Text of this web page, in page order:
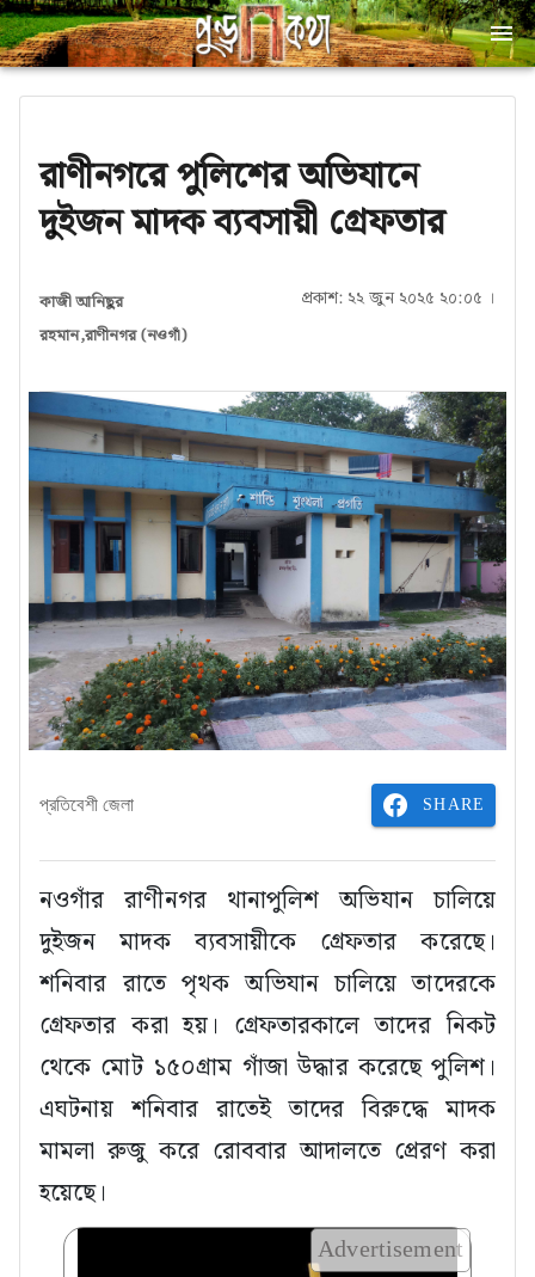
রাণীনগরে পুলিশের অভিযানে
দুইজন মাদক ব্যবসায়ী গ্রেফতার
কাজী আনিছুর
রহমান,রাণীনগর (নওগাঁ)
প্রকাশ: ২২ জুন ২০২৫ ২০:০৫ ।
প্রতিবেশী জেলা SHARE
নওগাঁর রাণীনগর থানাপুলিশ অভিযান চালিয়ে
দুইজন মাদক ব্যবসায়ীকে গ্রেফতার করেছে।
শনিবার রাতে পৃথক অভিযান চালিয়ে তাদেরকে
গ্রেফতার করা হয়। গ্রেফতারকালে তাদের নিকট
থেকে মোট ১৫০গ্রাম গাঁজা উদ্ধার করেছে পুলিশ।
এঘটনায় শনিবার রাতেই তাদের বিরুদ্ধে মাদক
মামলা রুজু করে রোববার আদালতে প্রেরণ করা
হয়েছে।
Advertisement